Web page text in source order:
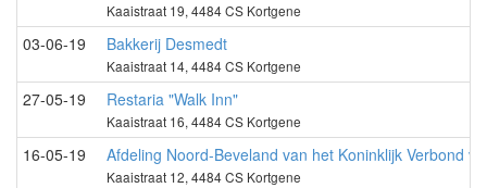
Kaaistraat 19, 4484 CS Kortgene
03-06-19 Bakkerij Desmedt
Kaaistraat 14, 4484 CS Kortgene
27-05-19 Restaria "Walk Inn"
Kaaistraat 16, 4484 CS Kortgene
16-05-19 Afdeling Noord-Beveland van het Koninklijk Verbond
Kaaistraat 12, 4484 CS Kortgene